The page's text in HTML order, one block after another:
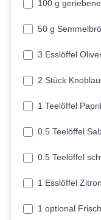
100 g
50 g
3 Esslöffel
2 Stück
1 Teelöffel
0.5 Teelöffel
0.5 Teelöffel
1 Esslöffel
1 optional